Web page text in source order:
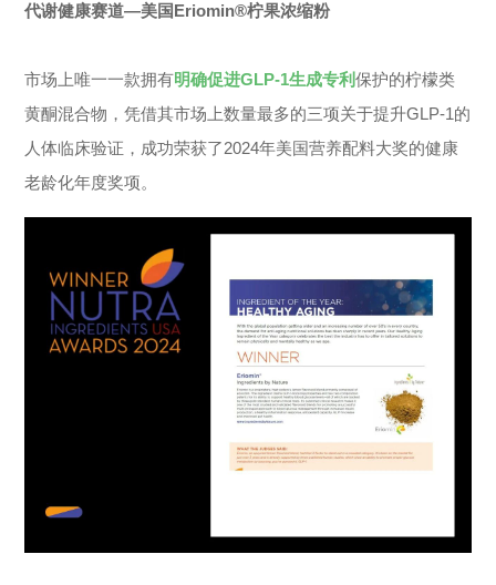
代谢健康赛道—美国Eriomin®柠果浓缩粉
市场上唯一一款拥有明确促进GLP-1生成专利保护的柠檬类
黄酮混合物，凭借其市场上数量最多的三项关于提升GLP-1的
人体临床验证，成功荣获了2024年美国营养配料大奖的健康
老龄化年度奖项。